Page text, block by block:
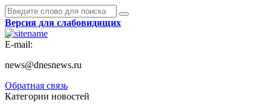
Версия для слабовидящих
E-mail:
news@dnesnews.ru
Обратная связь
Категории новостей